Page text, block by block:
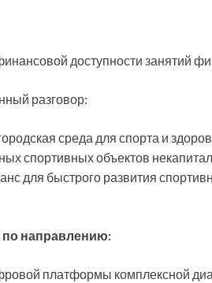
доступности занятий
разговор:
среда для спорта и
спортивных объектов
для быстрого развития
направлению:
платформы комплексной